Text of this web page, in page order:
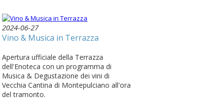
2024-06-27
Vino & Musica in Terrazza
Apertura ufficiale della Terrazza
dell'Enoteca con un programma di
Musica & Degustazione dei vini di
Vecchia Cantina di Montepulciano all'ora
del tramonto.